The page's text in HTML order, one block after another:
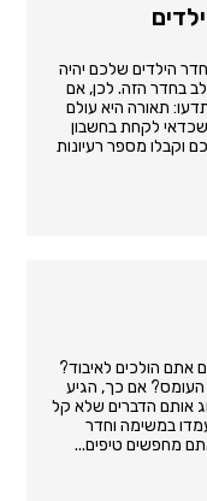
הילדים שלכם יהיה
בחדר הזה. לכן, אם
תאורה היא עולם
שכדאי לקחת בחשבון
וקבלו מספר רעיונות
הולכים לאיבוד?
העומס? אם כך, הגיע
אותם הדברים שלא קל
במשימה וחדר
מחפשים טיפים...